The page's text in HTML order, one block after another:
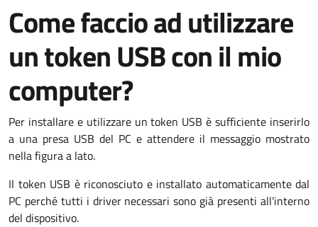
Come faccio ad utilizzare
un token USB con il mio
computer?
Per installare e utilizzare un token USB è sufficiente inserirlo
a una presa USB del PC e attendere il messaggio mostrato
nella figura a lato.
Il token USB è riconosciuto e installato automaticamente dal
PC perché tutti i driver necessari sono già presenti all'interno
del dispositivo.